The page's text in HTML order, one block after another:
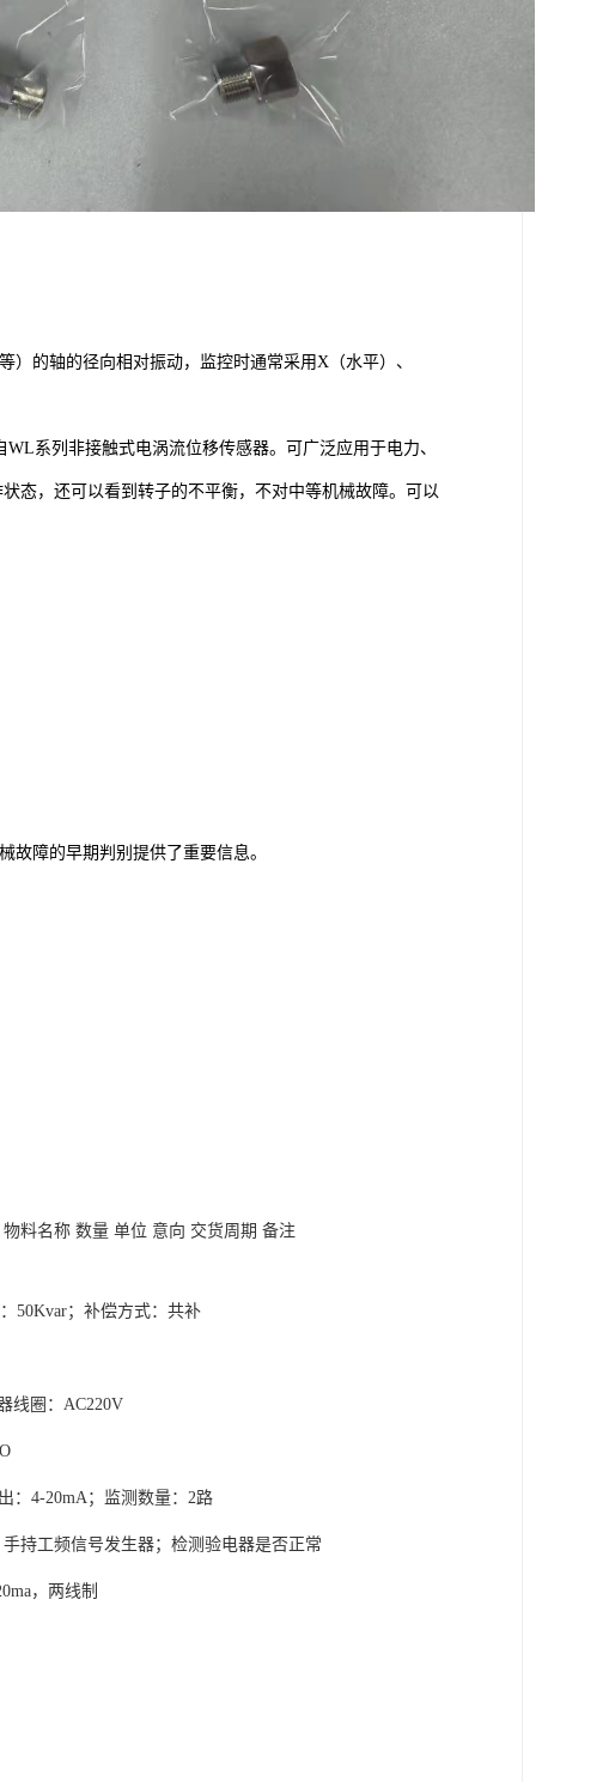
的轴的径向相对振动，监控时通常采用X（水平）、
系列非接触式电涡流位移传感器。可广泛应用于电力、
态，还可以看到转子的不平衡，不对中等机械故障。可以
故障的早期判别提供了重要信息。
物料名称 数量 单位 意向 交货周期 备注
50Kvar；补偿方式：共补
线圈： AC220V
：4-20mA；监测数量：2路
持工频信号发生器；检测验电器是否正常
，两线制